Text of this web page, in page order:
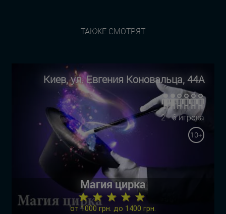
ТАКЖЕ СМОТРЯТ
Киев, ул. Евгения Коновальца, 44А
2 - 6 игрока
10+
Магия цирка
★ ★ ★ ★ ★
от 1000 грн. до 1400 грн.